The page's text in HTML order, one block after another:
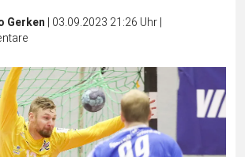
Gerken | 03.09.2023 21:26 Uhr|